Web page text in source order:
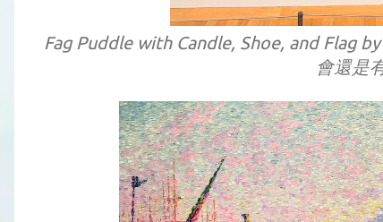
Fag Puddle with Candle, Shoe, and Flag
會還是